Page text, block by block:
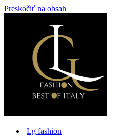
Preskočiť na obsah
Lg fashion